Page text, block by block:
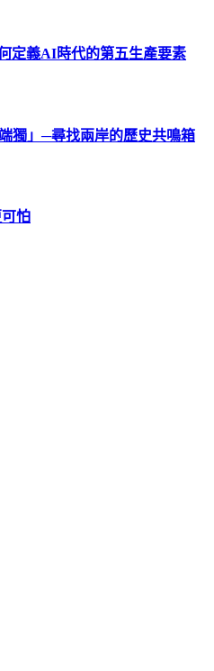
定義AI時代的第五生產要素
獨」─尋找兩岸的歷史共鳴箱
怕